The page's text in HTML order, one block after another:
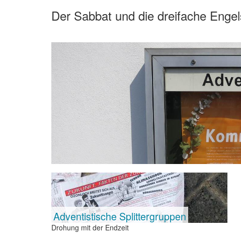
Der Sabbat und die dreifache
Adventistische Splittergruppen
Drohung mit der Endzeit